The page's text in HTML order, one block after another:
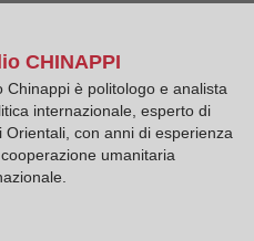
CHINAPPI
Chinappi è politologo e analista
internazionale, esperto di
Orientali, con anni di esperienza
umanitaria